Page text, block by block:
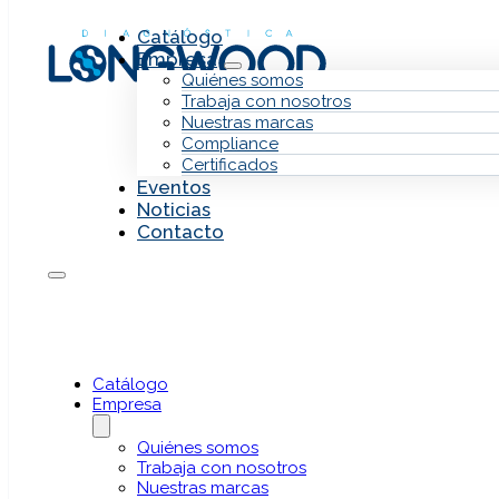
Catálogo
Empresa
Quiénes somos
Trabaja con nosotros
Nuestras marcas
Compliance
Certificados
Eventos
Noticias
Contacto
Catálogo
Empresa
Quiénes somos
Trabaja con nosotros
Nuestras marcas
Variantes de
solo detectar, sino
25 DE JUNIO DE 2026
Compartir en: